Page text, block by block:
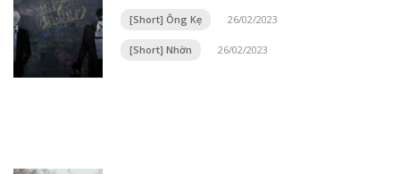
[Short] Ông Kẹ 26/02/2023
[Short] Nhờn 26/02/2023